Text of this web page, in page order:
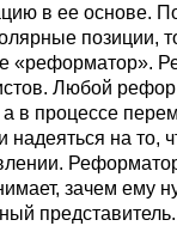
в ее основе.
позиции,
«реформатор».
Любой
а в процессе
надеяться на
зачем ему
представитель.